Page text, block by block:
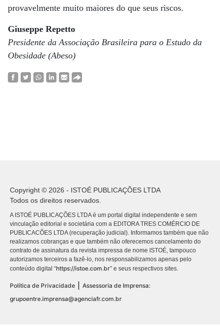
provavelmente muito maiores do que seus riscos.
Giuseppe Repetto
Presidente da Associação Brasileira para o Estudo da
Obesidade (Abeso)
Copyright © 2026 - ISTOÉ PUBLICAÇÕES LTDA
Todos os direitos reservados.
A ISTOÉ PUBLICAÇÕES LTDA é um portal digital independente e sem
vinculação editorial e societária com a EDITORA TRES COMÉRCIO DE
PUBLICACÕES LTDA (recuperação judicial). Informamos também que não
realizamos cobranças e que também não oferecemos cancelamento do
contrato de assinatura da revista impressa de nome ISTOÉ, tampouco
autorizamos terceiros a fazê-lo, nos responsabilizamos apenas pelo
conteúdo digital “https://istoe.com.br” e seus respectivos sites.
Política de Privacidade
Assessoria de Imprensa:
grupoentre.imprensa@agenciafr.com.br